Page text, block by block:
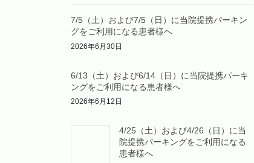
7/5（土）および7/5（日）に当院提携パーキン
グをご利用になる患者様へ
2026年6月30日
6/13（土）および6/14（日）に当院提携パーキ
ングをご利用になる患者様へ
2026年6月12日
4/25（土）および4/26（日）に当
院提携パーキングをご利用になる
患者様へ